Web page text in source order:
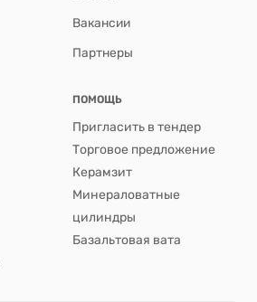
Вакансии
Партнеры
ПОМОЩЬ
Пригласить в тендер
Торговое предложение
Керамзит
Минераловатные
цилиндры
Базальтовая вата